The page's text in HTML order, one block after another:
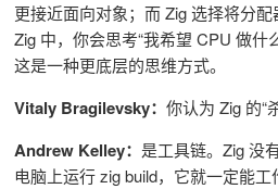
更接近面向对象；而 Zig 选择将分
Zig 中，你会思考“我希望 CPU 做什
这是一种更底层的思维方式。
Vitaly Bragilevsky： 你认为 Zig 的“
Andrew Kelley： 是工具链。Zig 没
电脑上运行 zig build，它就一定能